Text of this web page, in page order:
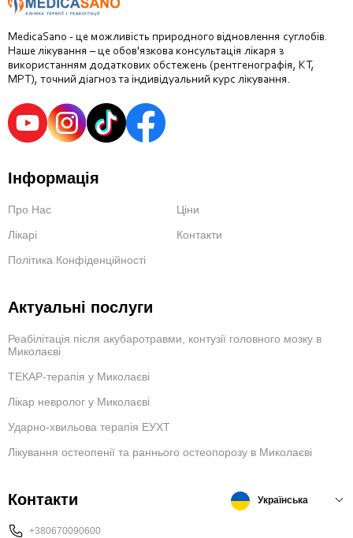
MedicaSano - це можливість природного відновлення суглобів.
Наше лікування – це обов'язкова консультація лікаря з
використанням додаткових обстежень (рентгенографія, КТ,
МРТ), точний діагноз та індивідуальний курс лікування.
Інформація
Про Нас
Ціни
Лікарі
Контакти
Політика Конфіденційності
Актуальні послуги
Реабілітація після акубаротравми, контузії головного мозку в
Миколаєві
ТЕКАР-терапія у Миколаєві
Лікар невролог у Миколаєві
Ударно-хвильова терапія ЕУХТ
Лікування остеопенії та раннього остеопорозу в Миколаєві
Контакти
+380670090600
Українська